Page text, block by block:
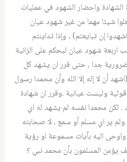
واحضار الشهود في عمليات
شيئا مهما من غير شهود عيان
إن تبايعتم) ، وإذا تداينتم
شهود عيان ليحكم على الزانية
جدا ، حتى قرر ان يشهد كل
أن لا إله إلا الله وأن محمدا رسول
وليست عيانية .وقرر ان شهادة
. لكن محمدا نفسه لم يشهد له اي
ير اي مسلم أو سمع ، لا صحابته
اليه بآيات مسموعة او رؤية
يؤمن المسلمون بأن محمد نبي ؟